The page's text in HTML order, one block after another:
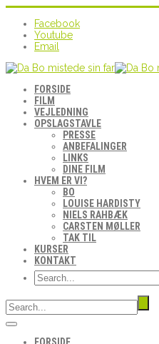
Facebook
Youtube
Email
FORSIDE
FILM
VEJLEDNING
OPSLAGSTAVLE
PRESSE
ANBEFALINGER
LINKS
DINE FILM
HVEM ER VI?
BO
LOUISE HARDISTY
NIELS RAHBÆK
CARSTEN MØLLER
TAK TIL
KURSER
KONTAKT